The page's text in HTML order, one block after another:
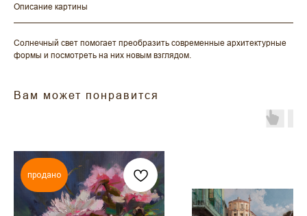
Описание картины
Солнечный свет помогает преобразить современные архитектурные
формы и посмотреть на них новым взглядом.
Вам может понравится
продано